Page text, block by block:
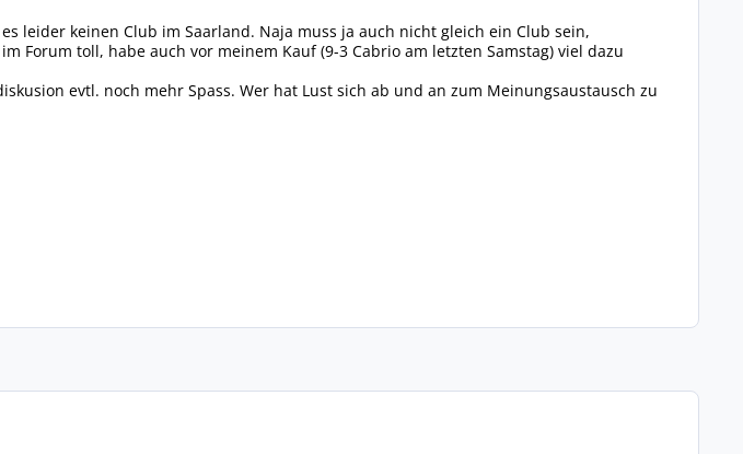
leider keinen Club im Saarland. Naja muss ja auch nicht gleich ein Club sein,
Forum toll, habe auch vor meinem Kauf (9-3 Cabrio am letzten Samstag) viel dazu
evtl. noch mehr Spass. Wer hat Lust sich ab und an zum Meinungsaustausch zu